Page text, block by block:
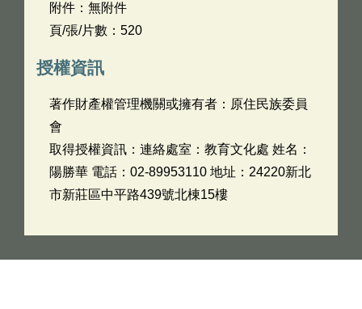
附件：無附件
頁/張/片數：520
授權資訊
著作財產權管理機關或擁有者：原住民族委員
會
取得授權資訊：連絡處室：教育文化處 姓名：
陽勝華 電話：02-89953110 地址：24220新北
市新莊區中平路439號北棟15樓